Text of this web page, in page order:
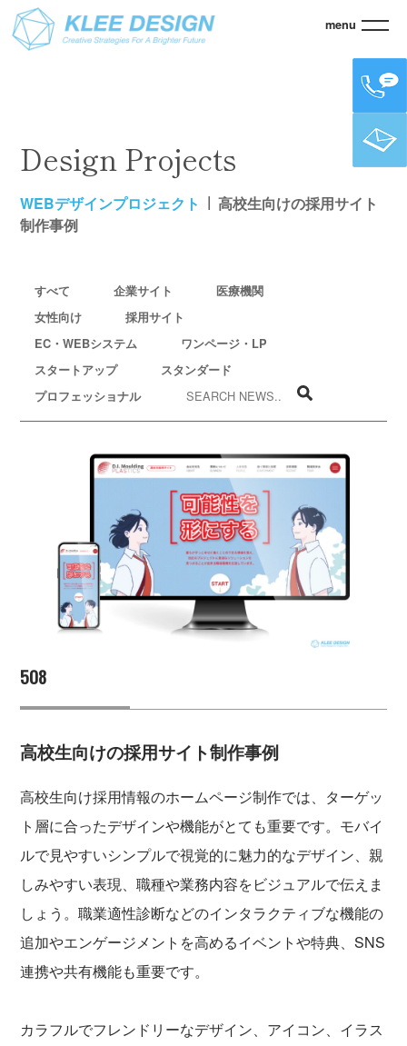
menu
KLEE > WEBデザインプロジェクト> 高校生向けの採用サイト制作事例
Design Projects
WEBデザインプロジェクト
高校生向けの採用サイト
制作事例
すべて 企業サイト
医療機関
女性向け
採用サイト
EC・WEBシステム
ワンページ・LP
スタートアップ
スタンダード
プロフェッショナル
508
高校生向けの採用サイト制作事例
高校生向け採用情報のホームページ制作では、ターゲッ
ト層に合ったデザインや機能がとても重要です。モバイ
ルで見やすいシンプルで視覚的に魅力的なデザイン、親
しみやすい表現、職種や業務内容をビジュアルで伝えま
しょう。職業適性診断などのインタラクティブな機能の
追加やエンゲージメントを高めるイベントや特典、SNS
連携や共有機能も重要です。
カラフルでフレンドリーなデザイン、アイコン、イラス